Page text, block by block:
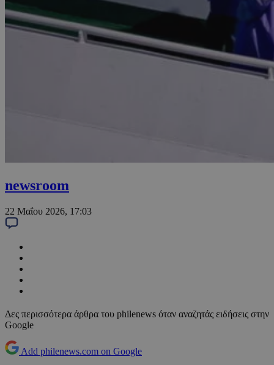
newsroom
22 Μαΐου 2026, 17:03
Δες περισσότερα άρθρα του philenews όταν αναζητάς ειδήσεις στην
Google
Add philenews.com on Google